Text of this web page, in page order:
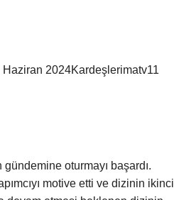
2024Kardeşlerimatv11
oturmayı başardı.
motive etti ve dizinin ikinci